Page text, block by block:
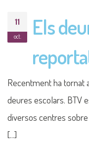
11
oct.
Els
Recentment ha tornat
deures escolars. BTV
diversos centres
[...]